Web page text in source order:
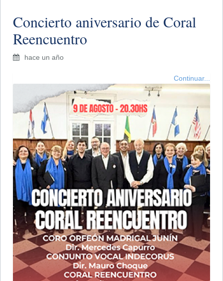
​Concierto aniversario de Coral
Reencuentro
hace un año
Continuar...